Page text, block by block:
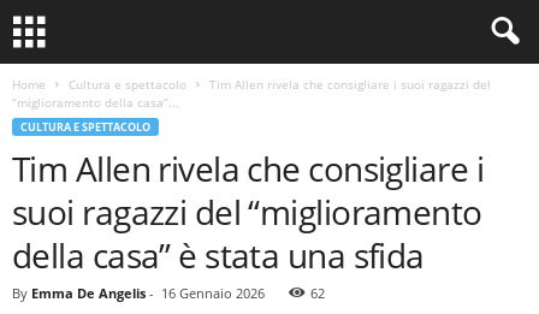
Home Cultura e spettacolo
Tim Allen rivela che consigliare i suoi ragazzi del
“miglioramento della casa”...
CULTURA E SPETTACOLO
Tim Allen rivela che consigliare i
suoi ragazzi del “miglioramento
della casa” è stata una sfida
By Emma De Angelis - 16 Gennaio 2026 62